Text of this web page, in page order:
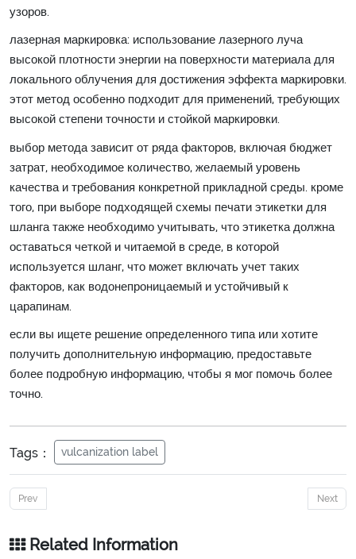
узоров.
лазерная маркировка: использование лазерного луча
высокой плотности энергии на поверхности материала для
локального облучения для достижения эффекта маркировки.
этот метод особенно подходит для применений, требующих
высокой степени точности и стойкой маркировки.
выбор метода зависит от ряда факторов, включая бюджет
затрат, необходимое количество, желаемый уровень
качества и требования конкретной прикладной среды. кроме
того, при выборе подходящей схемы печати этикетки для
шланга также необходимо учитывать, что этикетка должна
оставаться четкой и читаемой в среде, в которой
используется шланг, что может включать учет таких
факторов, как водонепроницаемый и устойчивый к
царапинам.
если вы ищете решение определенного типа или хотите
получить дополнительную информацию, предоставьте
более подробную информацию, чтобы я мог помочь более
точно.
Tags： vulcanization label
Prev Next
Related Information